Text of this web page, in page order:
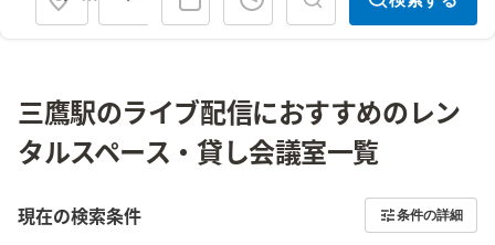
三鷹駅のライブ配信におすすめのレン
タルスペース・貸し会議室一覧
現在の検索条件 条件の詳細